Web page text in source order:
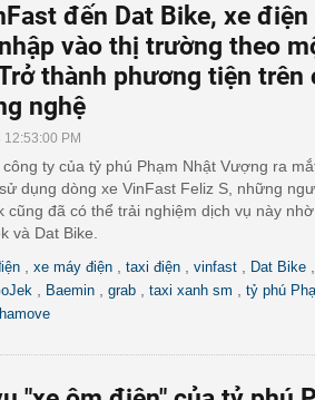
đến Dat Bike, xe điện
vào thị trường theo
thành phương tiện trên
nghệ
PM
ty của tỷ phú Phạm Nhật Vượng ra
dụng dòng xe VinFast Feliz S, những
cũng đã có thể trải nghiệm dịch vụ này
và Dat Bike.
xe máy điện taxi điện vinfast Dat Bike
Baemin grab taxi xanh sm
tỷ phú